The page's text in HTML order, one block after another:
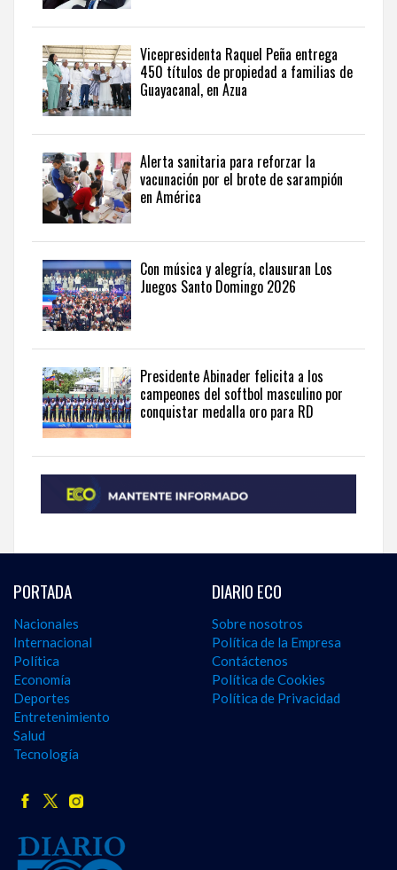
país
desde
una
perspectiva
internacional,
visite
the
latest
news
from
the
Dominican
English.
Vicepresidenta Raquel Peña entrega
450 títulos de propiedad a familias de
Guayacanal, en Azua
Alerta sanitaria para reforzar la
vacunación por el brote de sarampión
en América
Con música y alegría, clausuran Los
Juegos Santo Domingo 2026
Presidente Abinader felicita a los
campeones del softbol masculino por
conquistar medalla oro para RD
PORTADA
Nacionales
Internacional
Política
Economía
Deportes
Entretenimiento
Salud
Tecnología
DIARIO ECO
Sobre nosotros
Política de la Empresa
Contáctenos
Política de Cookies
Política de Privacidad